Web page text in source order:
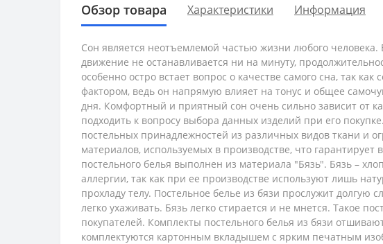
Обзор товара Характеристики Информация
Сон является неотъемлемой частью жизни любого
движение не останавливается ни на минуту,
особенно остро встает вопрос о качестве самого сна, так
фактором, ведь он напрямую влияет на тонус и общее
дня. Комфортный и приятный сон очень сильно зависит от
подходить к вопросу выбора данных изделий при его
постельных принадлежностей из различных видов ткани и
материалов, используемых в производстве, что
постельного белья выполнен из материала "Бязь". Бязь –
аллергии, так как при ее производстве используют лишь
прохладу телу. Постельное белье из бязи прослужит
легко ухаживать. Бязь легко стирается и не мнется. Такое
покупателей. Комплекты постельного белья из бязи
комплектуются картонным вкладышем с ярким печатным